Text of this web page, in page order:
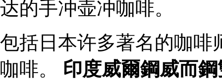
达的手冲壶冲咖啡。
包括日本许多著名的咖啡
咖啡。 印度威爾鋼威而